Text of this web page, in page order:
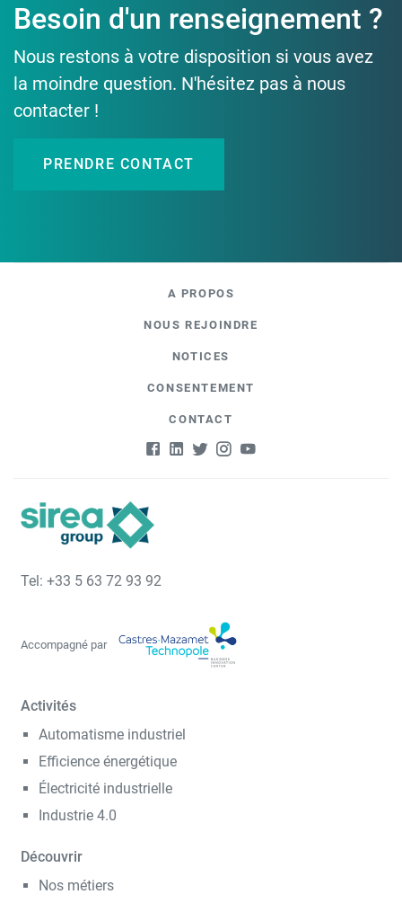
Besoin d'un renseignement ?
Nous restons à votre disposition si vous avez
la moindre question. N'hésitez pas à nous
contacter !
PRENDRE CONTACT
A PROPOS
NOUS REJOINDRE
NOTICES
CONSENTEMENT
CONTACT
Tel: +33 5 63 72 93 92
Accompagné par
Activités
Automatisme industriel
Efficience énergétique
Électricité industrielle
Industrie 4.0
Découvrir
Nos métiers